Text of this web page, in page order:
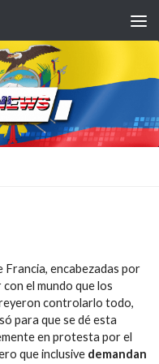
Francia, encabezadas por
el mundo que los
controlarlo todo,
para que se dé esta
en protesta por el
que inclusive demandan